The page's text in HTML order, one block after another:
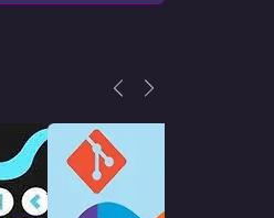
00:01:12
00:01:11